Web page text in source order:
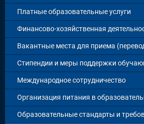
Платные образовательные услуги
Финансово-хозяйственная
Вакантные места для приема
Стипендии и меры поддержки
Международное сотрудничество
Организация питания в
Образовательные стандарты и